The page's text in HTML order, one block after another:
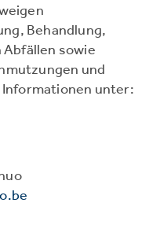
Behandlung,
Abfällen sowie
und
unter: